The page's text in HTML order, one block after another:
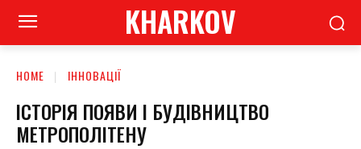
KHARKOV
HOME ІННОВАЦІЇ
ІСТОРІЯ ПОЯВИ І БУДІВНИЦТВО
МЕТРОПОЛІТЕНУ